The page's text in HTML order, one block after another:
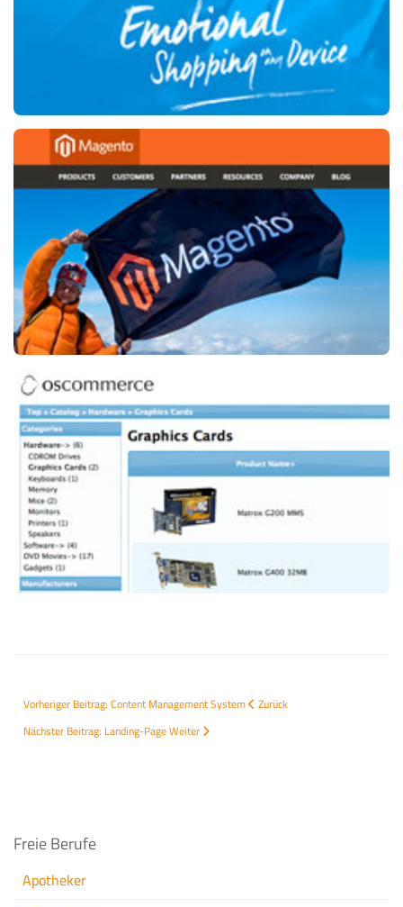
Vorheriger Beitrag: Content Management System
Zurück
Nächster Beitrag: Landing-PageWeiter
Freie Berufe
Apotheker